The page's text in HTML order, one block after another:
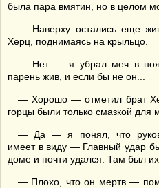
была пара вмятин, но в целом
— Наверху остались еще
Херц, поднимаясь на крыльцо.
— Нет — я убрал меч в
парень жив, и если бы не он...
— Хорошо — отметил брат
горцы были только смазкой для
— Да — я понял, что
имеет в виду — Главный удар
доме и почти удался. Там был их
— Плохо, что он мертв —